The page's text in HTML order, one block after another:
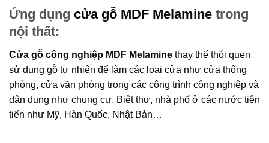
Ứng dụng cửa gỗ MDF Melamine trong
nội thất:
Cửa gỗ công nghiệp MDF Melamine thay thế thói quen
sử dụng gỗ tự nhiên để làm các loại cửa như cửa thông
phòng, cửa văn phòng trong các công trình công nghiệp và
dân dụng như chung cư, Biệt thự, nhà phố ở các nước tiên
tiến như Mỹ, Hàn Quốc, Nhật Bản…